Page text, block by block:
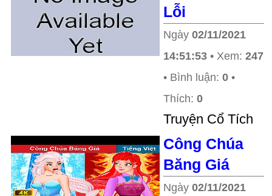
Lỗi
Ngày 02/11/2021
14:51:53 • Xem: 247
• Bình luận: 0 •
Thích: 0
Truyện Cổ Tích
Công Chúa
Băng Giá
Ngày 02/11/2021